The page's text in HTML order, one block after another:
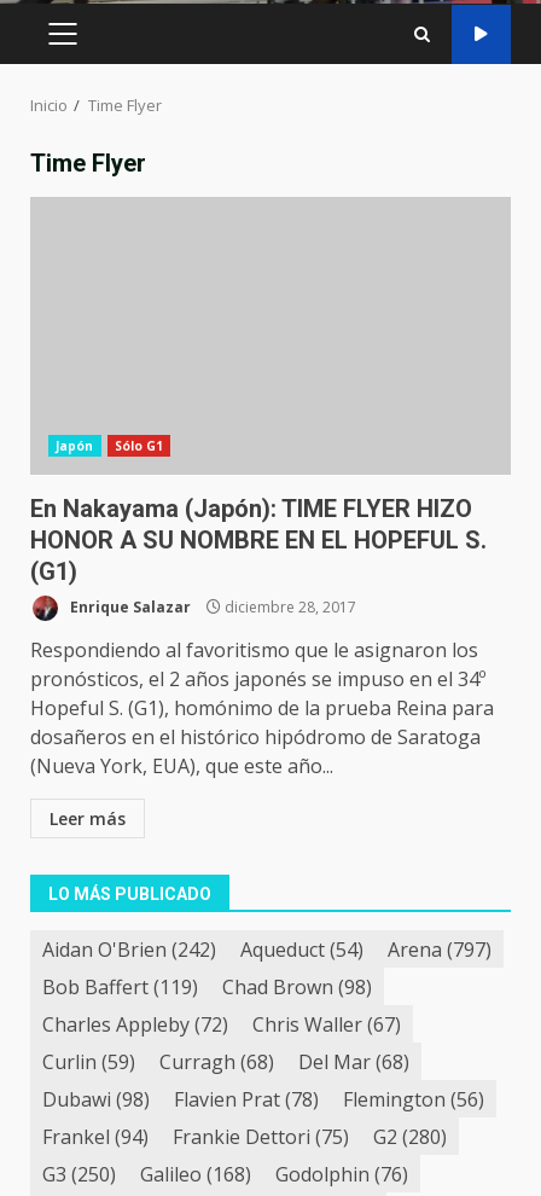
MENÚ
Inicio Time Flyer
Time Flyer
Japón Sólo G1
En Nakayama (Japón): TIME FLYER HIZO
HONOR A SU NOMBRE EN EL HOPEFUL S.
(G1)
Enrique Salazar diciembre 28, 2017
Respondiendo al favoritismo que le asignaron los
pronósticos, el 2 años japonés se impuso en el 34º
Hopeful S. (G1), homónimo de la prueba Reina para
dosañeros en el histórico hipódromo de Saratoga
(Nueva York, EUA), que este año...
Leer más
LO MÁS PUBLICADO
Aidan O'Brien (242) Aqueduct(54) Arena (797)
Bob Baffert(119) Chad Brown (98)
Charles Appleby(72) Chris Waller(67)
Curlin (59) Curragh (68) Del Mar(68)
Dubawi (98) Flavien Prat(78) Flemington (56)
Frankel (94) Frankie Dettori (75) G2 (280)
G3 (250) Galileo (168) Godolphin (76)